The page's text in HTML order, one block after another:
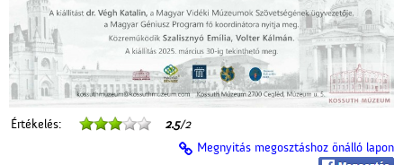
Értékelés: 2.5/2
Megnyitás megosztáshoz önálló lapon